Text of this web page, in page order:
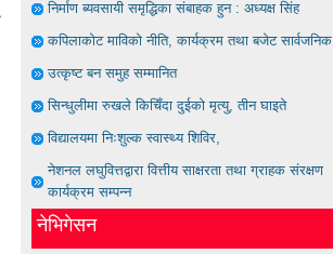
निर्माण ब्यवसायी समृद्धिका संबाहक हुन : अध्यक्ष सिंह
कपिलाकोट माविको नीति, कार्यक्रम तथा बजेट सार्वजनिक
उत्कृष्ट बन समुह सम्मानित
सिन्धुलीमा रुखले किचिँदा दुईको मृत्यु, तीन घाइते
विद्यालयमा निःशुल्क स्वास्थ्य शिविर,
नेशनल लघुवित्तद्वारा वित्तीय साक्षरता तथा ग्राहक संरक्षण
कार्यक्रम सम्पन्न
नेभिगेसन